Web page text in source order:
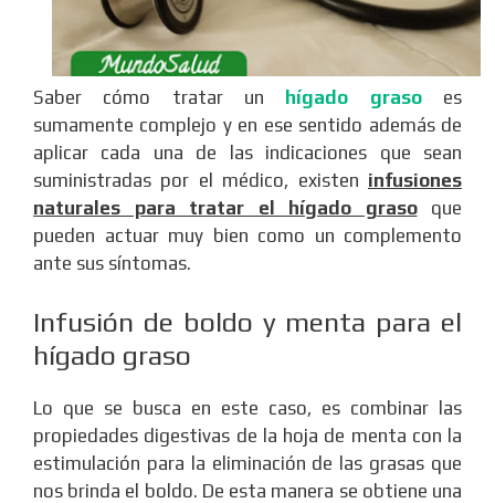
Saber cómo tratar un hígado grasoes
sumamente complejo y en ese sentido además de
aplicar cada una de las indicaciones que sean
suministradas por el médico, existen infusiones
naturales para tratar el hígado grasoque
pueden actuar muy bien como un complemento
ante sus síntomas.
Infusión de boldo y menta para el
hígado graso
Lo que se busca en este caso, es combinar las
propiedades digestivas de la hoja de menta con la
estimulación para la eliminación de las grasas que
nos brinda el boldo. De esta manera se obtiene una